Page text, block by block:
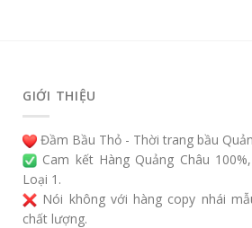
GIỚI THIỆU
Đầm Bầu Thỏ - Thời trang bầu
Cam kết Hàng Quảng Châu
Loại 1.
Nói không với hàng copy nhái
chất lượng.